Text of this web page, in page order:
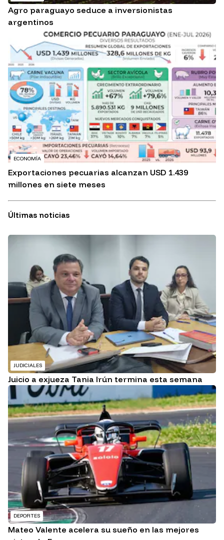
Agro paraguayo seduce a inversionistas
argentinos
ECONOMÍA
Exportaciones pecuarias alcanzan USD 1.439
millones en siete meses
Últimas noticias
JUDICIALES
Juicio a exjueza Tania Irún termina esta semana
DEPORTES
Mateo Valente acelera su sueño en las mejores